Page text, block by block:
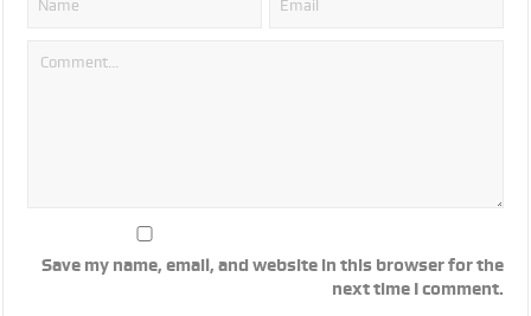
Save my name, email, and website in this browser for the
next time I comment.